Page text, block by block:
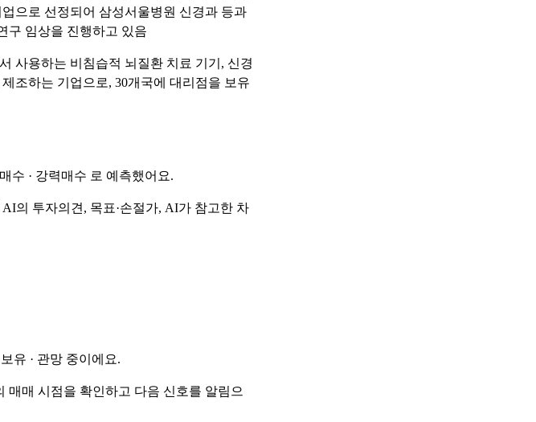
으로 선정되어 삼성서울병원 신경과 등과
구 임상을 진행하고 있음
사용하는 비침습적 뇌질환 치료 기기, 신경
조하는 기업으로, 30개국에 대리점을 보유
수 · 강력매수 로 예측했어요.
의 투자의견, 목표·손절가, AI가 참고한 차
유 · 관망 중이에요.
매매 시점을 확인하고 다음 신호를 알림으